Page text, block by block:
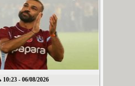
06/08/2026 - 10:23 م